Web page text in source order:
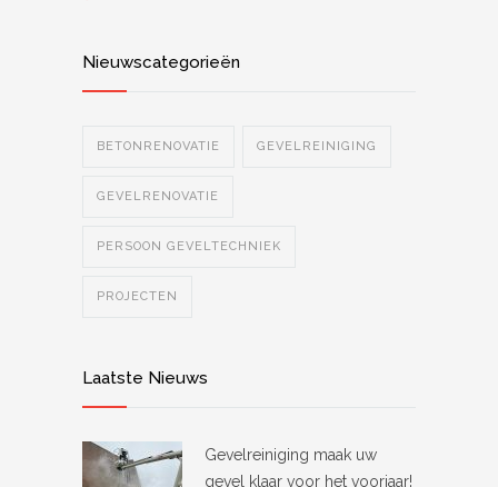
Nieuwscategorieën
BETONRENOVATIE GEVELREINIGING
GEVELRENOVATIE
PERSOON GEVELTECHNIEK
PROJECTEN
Laatste Nieuws
Gevelreiniging maak uw
gevel klaar voor het voorjaar!